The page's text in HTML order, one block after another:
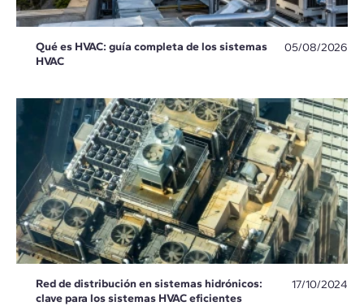
Qué es HVAC: guía completa de los sistemas
HVAC
05/08/2026
Red de distribución en sistemas hidrónicos:
clave para los sistemas HVAC eficientes
17/10/2024